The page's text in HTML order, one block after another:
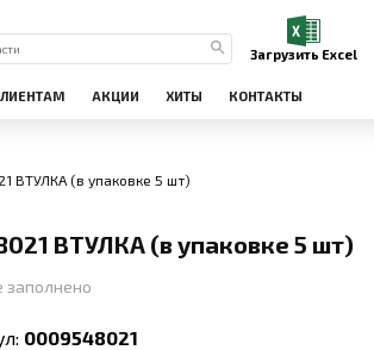
Загрузить Excel
АКЦИИ ХИТЫ КОНТАКТЫ
ВТУЛКА (в упаковке 5 шт)
ВТУЛКА (в упаковке 5 шт)
заполнено
0009548021